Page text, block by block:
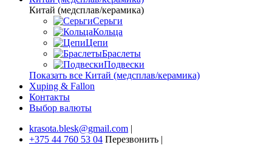
Китай (медсплав/керамика)
Серьги
Кольца
Цепи
Браслеты
Подвески
Показать все Китай (медсплав/керамика)
Xuping & Fallon
Контакты
Выбор валюты
krasota.blesk@gmail.com |
+375 44 760 53 04 Перезвонить |